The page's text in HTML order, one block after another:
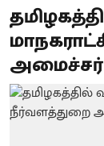
அமைச்சர்